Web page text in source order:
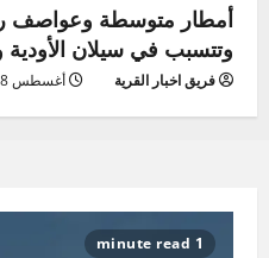
أمطار متوسطة وعواصف
وتتسبب في سيلان
فريق اخبار القرية أغسطس 18, 2024
1 minute read